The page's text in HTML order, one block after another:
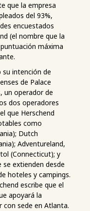
que la empresa
del 93%,
encuestados
(el nombre que la
máxima
su intención de
de Palace
un operador de
dos operadores
que Herschend
como
Dutch
Adventureland,
(Connecticut); y
se extienden desde
hoteles y campings.
escribe que el
apoyará la
con sede en Atlanta.